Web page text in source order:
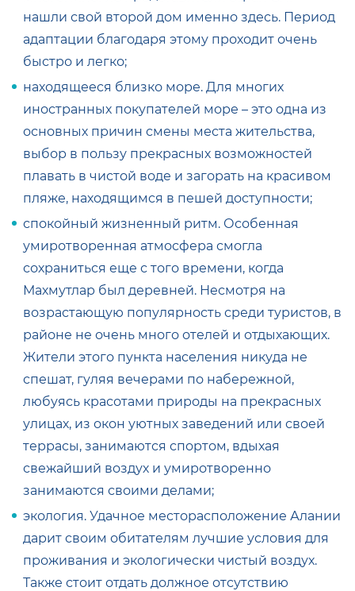
нашли свой второй дом именно здесь. Период
адаптации благодаря этому проходит очень
быстро и легко;
находящееся близко море. Для многих
иностранных покупателей море – это одна из
основных причин смены места жительства,
выбор в пользу прекрасных возможностей
плавать в чистой воде и загорать на красивом
пляже, находящимся в пешей доступности;
спокойный жизненный ритм. Особенная
умиротворенная атмосфера смогла
сохраниться еще с того времени, когда
Махмутлар был деревней. Несмотря на
возрастающую популярность среди туристов, в
районе не очень много отелей и отдыхающих.
Жители этого пункта населения никуда не
спешат, гуляя вечерами по набережной,
любуясь красотами природы на прекрасных
улицах, из окон уютных заведений или своей
террасы, занимаются спортом, вдыхая
свежайший воздух и умиротворенно
занимаются своими делами;
экология. Удачное месторасположение Алании
дарит своим обитателям лучшие условия для
проживания и экологически чистый воздух.
Также стоит отдать должное отсутствию